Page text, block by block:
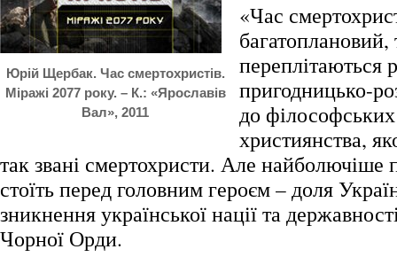
Юрій Щербак. Час смертохристів.
Міражі 2077 року. – К.: «Ярославів
Вал», 2011
«Час
багатоплановий,
переплітаються
пригодницько-
до
християнства,
так звані смертохристи. Але найболючіше
стоїть перед головним героєм – доля
зникнення української нації та
Чорної Орди.